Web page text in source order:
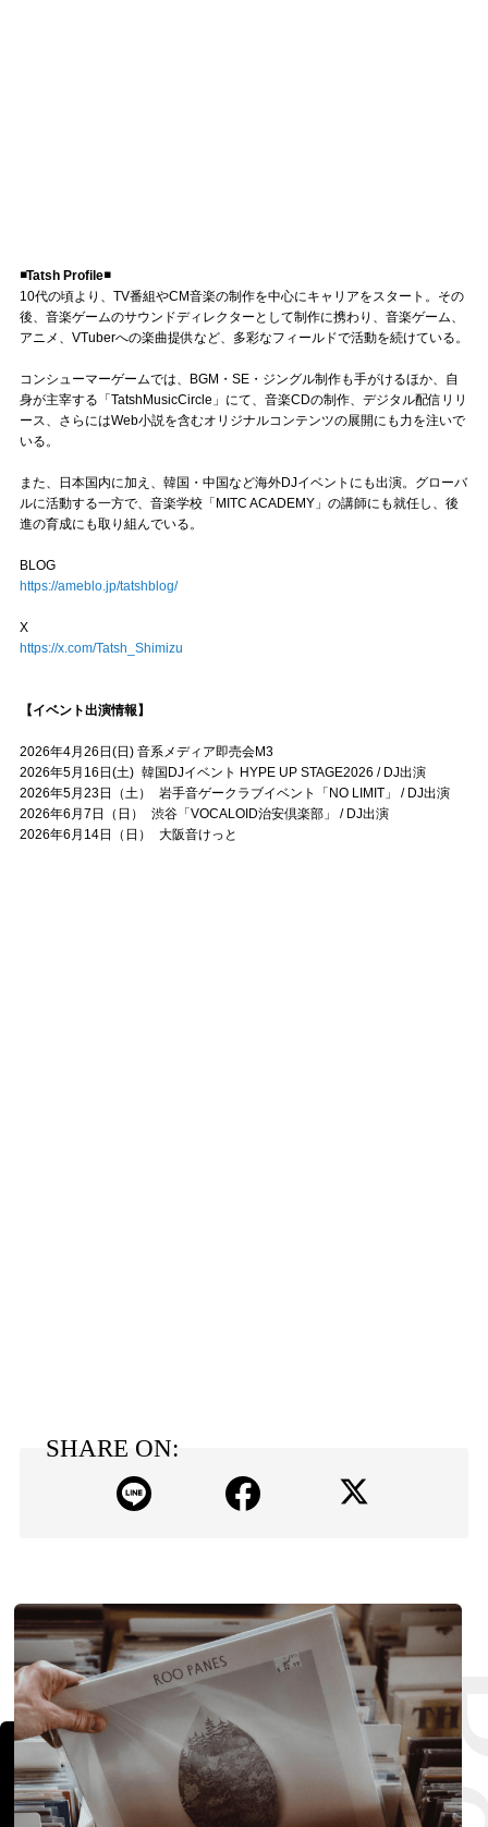
◾️Tatsh Profile◾️
10代の頃より、TV番組やCM音楽の制作を中心にキャリアをスタート。その
後、音楽ゲームのサウンドディレクターとして制作に携わり、音楽ゲーム、
アニメ、VTuberへの楽曲提供など、多彩なフィールドで活動を続けている。
コンシューマーゲームでは、BGM・SE・ジングル制作も手がけるほか、自
身が主宰する「TatshMusicCircle」にて、音楽CDの制作、デジタル配信リリ
ース、さらにはWeb小説を含むオリジナルコンテンツの展開にも力を注いで
いる。
また、日本国内に加え、韓国・中国など海外DJイベントにも出演。グローバ
ルに活動する一方で、音楽学校「MITC ACADEMY」の講師にも就任し、後
進の育成にも取り組んでいる。
BLOG
https://ameblo.jp/tatshblog/
X
https://x.com/Tatsh_Shimizu
【イベント出演情報】
2026年4月26日(日) 音系メディア即売会M3
2026年5月16日(土) 韓国DJイベント HYPE UP STAGE2026 / DJ出演
2026年5月23日（土） 岩手音ゲークラブイベント「NO LIMIT」 / DJ出演
2026年6月7日（日） 渋谷「VOCALOID治安倶楽部」 / DJ出演
2026年6月14日（日） 大阪音けっと
SHARE ON: